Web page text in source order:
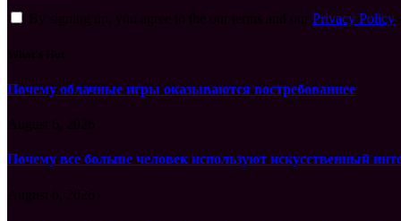
Privacy Policy
Почему облачные игры оказываются востребованнее
Почему все больше человек используют искусственный